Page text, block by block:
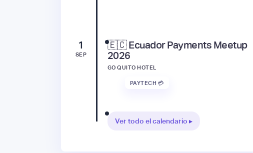
1
SEP
🇪🇨 Ecuador Payments Meetup
2026
GO QUITO HOTEL
PAYTECH 💳
Ver todo el calendario ▸